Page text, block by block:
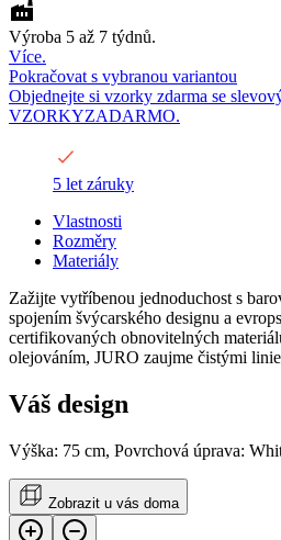
Výroba 5 až 7 týdnů.
Více.
Pokračovat s vybranou variantou
Objednejte si vzorky zdarma se
VZORKYZADARMO.
5 let záruky
Vlastnosti
Rozměry
Materiály
Zažijte vytříbenou jednoduchost s
spojením švýcarského designu a
certifikovaných obnovitelných
olejováním, JURO zaujme čistými
Váš design
Výška: 75 cm, Povrchová úprava:
Zobrazit u vás doma